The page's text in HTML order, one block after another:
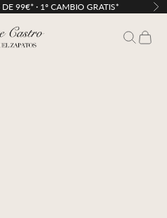
99€* · 1º CAMBIO GRATIS*
Buscar
Cesta